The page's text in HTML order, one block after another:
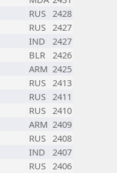
RUS 2428
RUS 2427
IND
2427
BLR 2426
ARM 2425
RUS 2413
RUS 2411
RUS 2410
ARM 2409
RUS 2408
IND
2407
RUS 2406